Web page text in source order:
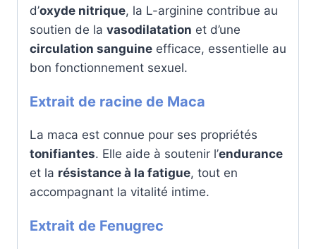
d’oxyde nitrique, la L-arginine contribue au
soutien de la vasodilatation et d’une
circulation sanguine efficace, essentielle au
bon fonctionnement sexuel.
Extrait de racine de Maca
La maca est connue pour ses propriétés
tonifiantes. Elle aide à soutenir l’endurance
et la résistance à la fatigue, tout en
accompagnant la vitalité intime.
Extrait de Fenugrec